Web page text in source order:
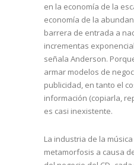
en la economía de la
economía de la
barrera de entrada a
incrementas
señala Anderson.
armar modelos de
publicidad, en tanto el
información (copiarla,
es casi inexistente.
La industria de la
metamorfosis a causa